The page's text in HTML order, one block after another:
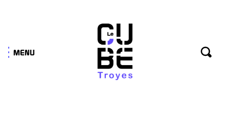
MENU